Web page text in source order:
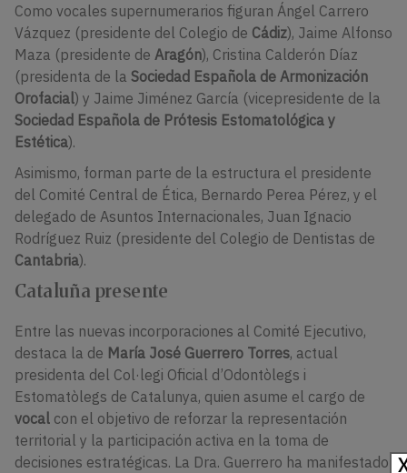
Como vocales supernumerarios figuran Ángel Carrero
Vázquez (presidente del Colegio de Cádiz), Jaime Alfonso
Maza (presidente de Aragón), Cristina Calderón Díaz
(presidenta de la Sociedad Española de Armonización
Orofacial) y Jaime Jiménez García (vicepresidente de la
Sociedad Española de Prótesis Estomatológica y
Estética).
Asimismo, forman parte de la estructura el presidente
del Comité Central de Ética, Bernardo Perea Pérez, y el
delegado de Asuntos Internacionales, Juan Ignacio
Rodríguez Ruiz (presidente del Colegio de Dentistas de
Cantabria).
Cataluña presente
Entre las nuevas incorporaciones al Comité Ejecutivo,
destaca la de María José Guerrero Torres, actual
presidenta del Col·legi Oficial d’Odontòlegs i
Estomatòlegs de Catalunya, quien asume el cargo de
vocal con el objetivo de reforzar la representación
territorial y la participación activa en la toma de
decisiones estratégicas. La Dra. Guerrero ha manifestado